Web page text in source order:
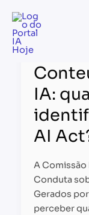
content
IA:
AI
A
Conduta
Gerados
perceber
por
quando
deve
ser
identificado
o
AI
Act?